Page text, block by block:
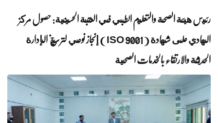
رئيس هيئة الصحة والتعليم الطبي في العتبة الحسينية: حصول مركز
الهادي على شهادة ( ISO 9001 ) إنجاز نوعي لترسيخ الإدارة
الحديثة والارتقاء بالخدمات الصحية